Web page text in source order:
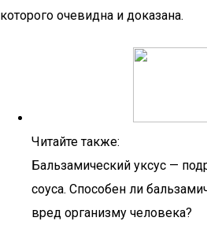
которого очевидна и доказана.
Читайте также:
Бальзамический уксус —
соуса. Способен ли
вред организму человека?